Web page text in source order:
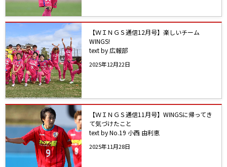
【ＷＩＮＧＳ通信12月号】楽しいチーム
WINGS!
text by 広報部
2025年12月22日
【ＷＩＮＧＳ通信11月号】WINGSに帰ってき
て気づけたこと
text by No.19 小西 由利恵
2025年11月28日